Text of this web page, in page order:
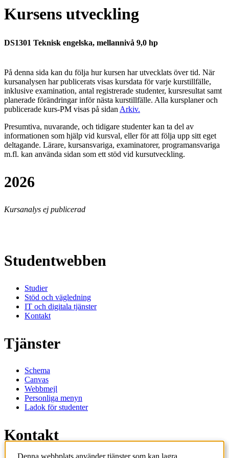
Kursens utveckling
DS1301 Teknisk engelska, mellannivå 9,0 hp
På denna sida kan du följa hur kursen har utvecklats över tid. När
kursanalysen har publicerats visas kursdata för varje kurstillfälle,
inklusive examination, antal registrerade studenter, kursresultat samt
planerade förändringar inför nästa kurstillfälle. Alla kursplaner och
publicerade kurs-PM visas på sidan Arkiv.
Presumtiva, nuvarande, och tidigare studenter kan ta del av
informationen som hjälp vid kursval, eller för att följa upp sitt eget
deltagande. Lärare, kursansvariga, examinatorer, programansvariga
m.fl. kan använda sidan som ett stöd vid kursutveckling.
2026
Kursanalys ej publicerad
Studentwebben
Studier
Stöd och vägledning
IT och digitala tjänster
Kontakt
Tjänster
Schema
Canvas
Webbmejl
Personliga menyn
Ladok för studenter
Kontakt
Denna webbplats använder tjänster som kan lagra